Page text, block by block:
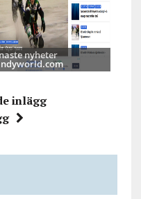
nyheter
inlägg